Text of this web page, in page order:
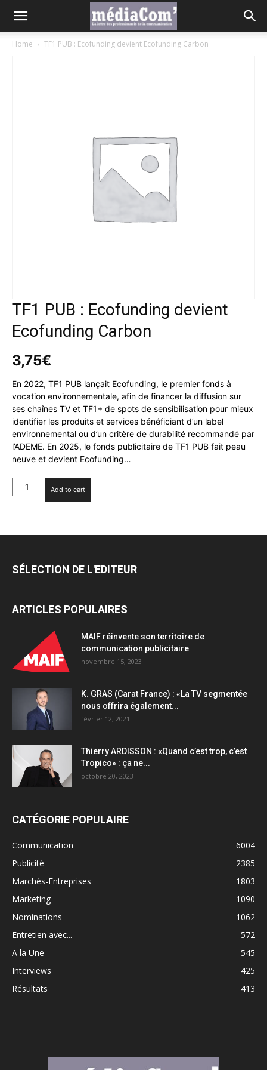
Home TF1 PUB : Ecofunding devient Ecofunding Carbon
TF1 PUB : Ecofunding devient
Ecofunding Carbon
3,75€
En 2022, TF1 PUB lançait Ecofunding, le premier fonds à
vocation environnementale, afin de financer la diffusion sur
ses chaînes TV et TF1+ de spots de sensibilisation pour mieux
identifier les produits et services bénéficiant d’un label
environnemental ou d’un critère de durabilité recommandé par
l’ADEME. En 2025, le fonds publicitaire de TF1 PUB fait peau
neuve et devient Ecofunding…
TF1
PUB :
Ecofunding
Add to cart
SÉLECTION DE L'EDITEUR
ARTICLES POPULAIRES
MAIF réinvente son territoire de
communication publicitaire
novembre 15, 2023
K. GRAS (Carat France) : «La TV segmentée
nous offrira également...
février 12, 2021
Thierry ARDISSON : «Quand c’est trop, c’est
Tropico» : ça ne...
octobre 20, 2023
CATÉGORIE POPULAIRE
Communication
6004
Publicité
2385
Marchés-Entreprises
1803
Marketing
1090
Nominations
1062
Entretien avec...
572
A la Une
545
Interviews
425
Résultats
413